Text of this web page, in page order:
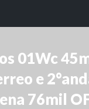
01Wc
e
76mil